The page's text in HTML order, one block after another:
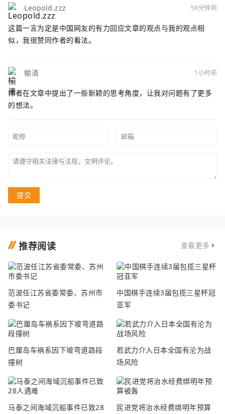
Leopold.zzz 59分钟前
这篇一言为定是中国网友的有力回应文章的观点与我的观点相
似，我很赞同作者的看法。
榆清 1小时前
作者在文章中提出了一些新颖的思考角度，让我对问题有了更多
的想法。
提交
推荐阅读 查看更多
范波任江苏省委常委、苏州市
委书记
中国棋手连续3届包揽三星杯冠
亚军
巴厘岛车祸系因下坡弯道路段
撞树
若武力介入日本全国有沦为战
场风险
马泰之间海域沉船事件已致28
民进党将治水经费绑明年预算